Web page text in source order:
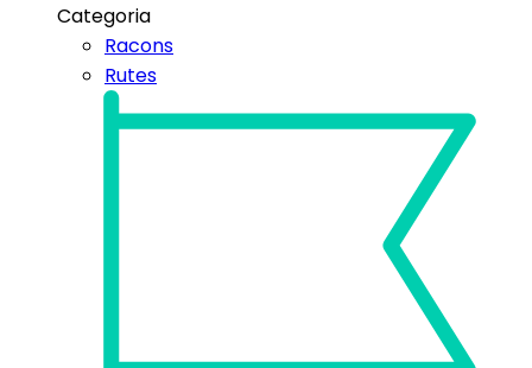
Categoria
Racons
Rutes